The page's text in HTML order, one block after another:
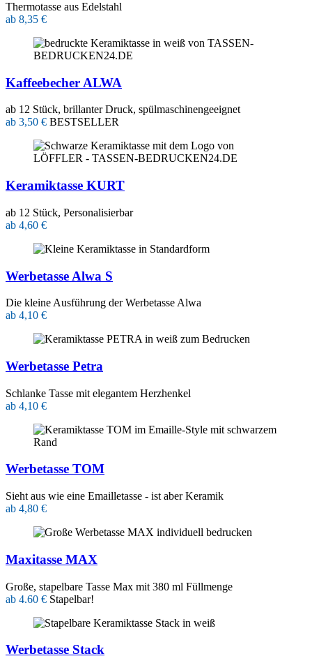
Thermotasse aus Edelstahl
ab 8,35 €
Kaffeebecher ALWA
ab 12 Stück, brillanter Druck, spülmaschinengeeignet
ab 3,50 € BESTSELLER
Keramiktasse KURT
ab 12 Stück, Personalisierbar
ab 4,60 €
Werbetasse Alwa S
Die kleine Ausführung der Werbetasse Alwa
ab 4,10 €
Werbetasse Petra
Schlanke Tasse mit elegantem Herzhenkel
ab 4,10 €
Werbetasse TOM
Sieht aus wie eine Emailletasse - ist aber Keramik
ab 4,80 €
Maxitasse MAX
Große, stapelbare Tasse Max mit 380 ml Füllmenge
ab 4.60 € Stapelbar!
Werbetasse Stack